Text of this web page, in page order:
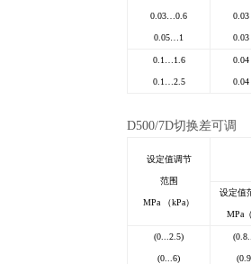
0.03 0.6
0.05 1
0.03
0.03
0.1 1.6
0.1 2.5
0.04
0.04
D500/7D切换差可调
设定值调节
范围
MPa （kPa）
设定值
MPa
(0 2.5)
(0 6)